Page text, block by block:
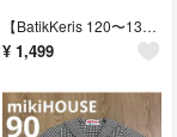
【BatikKeris 120〜130cm】女の子半袖総柄ワンピース アジアン
¥ 1,499